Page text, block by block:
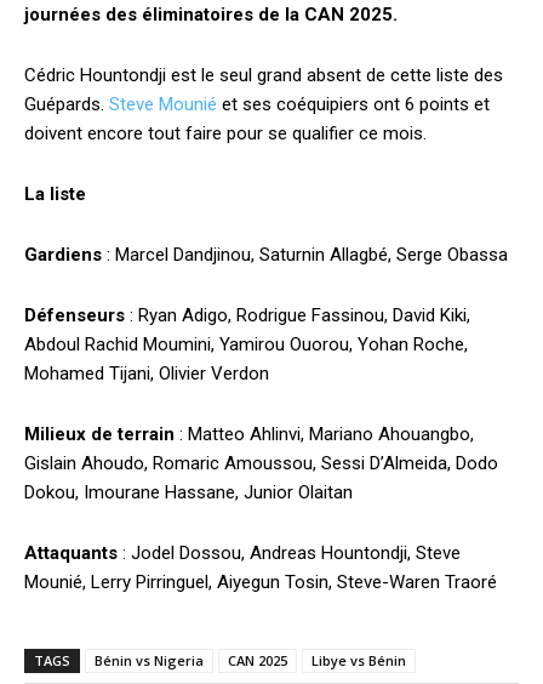
journées des éliminatoires de la CAN 2025.
Cédric Hountondji est le seul grand absent de cette liste des
Guépards. Steve Mounié et ses coéquipiers ont 6 points et
doivent encore tout faire pour se qualifier ce mois.
La liste
Gardiens : Marcel Dandjinou, Saturnin Allagbé, Serge Obassa
Défenseurs : Ryan Adigo, Rodrigue Fassinou, David Kiki,
Abdoul Rachid Moumini, Yamirou Ouorou, Yohan Roche,
Mohamed Tijani, Olivier Verdon
Milieux de terrain : Matteo Ahlinvi, Mariano Ahouangbo,
Gislain Ahoudo, Romaric Amoussou, Sessi D’Almeida, Dodo
Dokou, Imourane Hassane, Junior Olaitan
Attaquants : Jodel Dossou, Andreas Hountondji, Steve
Mounié, Lerry Pirringuel, Aiyegun Tosin, Steve-Waren Traoré
TAGS Bénin vs Nigeria CAN 2025 Libye vs Bénin